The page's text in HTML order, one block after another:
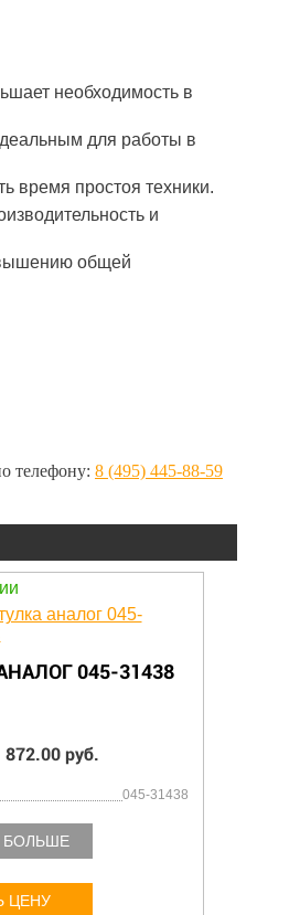
необходимость в
для работы в
время простоя техники.
и
общей
телефону: 8 (495) 445-88-59
045-31438
руб.
045-31438
БОЛЬШЕ
ЦЕНУ